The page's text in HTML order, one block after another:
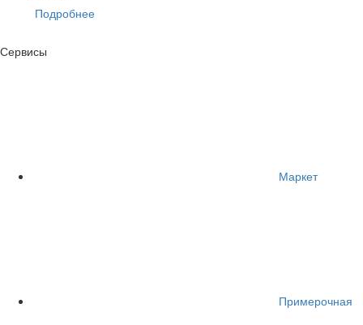
Подробнее
Сервисы
Маркет
Примерочная